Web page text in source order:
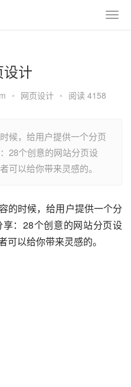
计
• 网页设计 • 阅读 4158
候，给用户提供一个分页
28个创意的网站分页设
可以给你带来灵感的。
的时候，给用户提供一个分
：28个创意的网站分页设
以给你带来灵感的。